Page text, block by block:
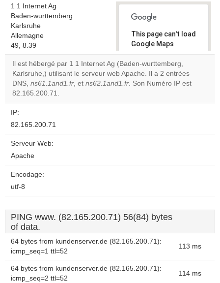
1 1 Internet Ag
Baden-wurttemberg
Karlsruhe
Allemagne
49, 8.39
This page can't load
Google Maps
correctly.
Do you
own this
OK
Il est hébergé par 1 1 Internet Ag (Baden-wurttemberg,
Karlsruhe,) utilisant le serveur web Apache. Il a 2 entrées
DNS, ns61.1and1.fr, et ns62.1and1.fr. Son Numéro IP est
82.165.200.71.
IP:
82.165.200.71
Serveur Web:
Apache
Encodage:
utf-8
PING www. (82.165.200.71) 56(84) bytes
of data.
64 bytes from kundenserver.de (82.165.200.71):
icmp_seq=1 ttl=52
113 ms
64 bytes from kundenserver.de (82.165.200.71):
icmp_seq=2 ttl=52
114 ms